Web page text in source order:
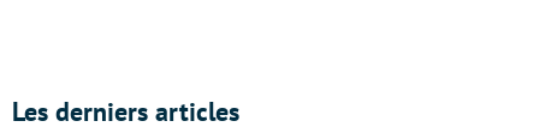
Les derniers articles